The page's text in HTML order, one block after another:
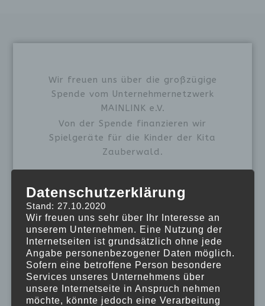
Wir freuen uns über die großzügige
Spende vom Unternehmernetzwerk
MAINLINK e.V.
Von der Spende finanzieren wir
Spielgeräte für die Kinder der Kita
Zauberwald.
Datenschutzerklärung
Stand: 27.10.2020
Wir freuen uns sehr über Ihr Interesse an
unserem Unternehmen. Eine Nutzung der
Internetseiten ist grundsätzlich ohne jede
Angabe personenbezogener Daten möglich.
Sofern eine betroffene Person besondere
Services unseres Unternehmens über
unsere Internetseite in Anspruch nehmen
möchte, könnte jedoch eine Verarbeitung